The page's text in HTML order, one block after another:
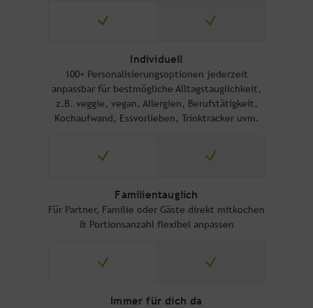
Individuell
100+ Personalisierungsoptionen jederzeit
anpassbar für bestmögliche Alltagstauglichkeit,
z.B. veggie, vegan, Allergien, Berufstätigkeit,
Kochaufwand, Essvorlieben, Trinktracker uvm.
Familientauglich
Für Partner, Familie oder Gäste direkt mitkochen
& Portionsanzahl flexibel anpassen
Immer für dich da